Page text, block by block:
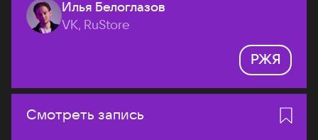
Илья Белоглазов
VK, RuStore
РЖЯ
Смотреть запись